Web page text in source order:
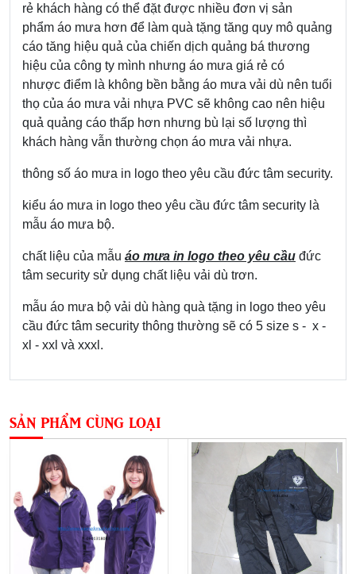
rẻ khách hàng có thể đặt được nhiều đơn vị sản
phẩm áo mưa hơn để làm quà tặng tăng quy mô quảng
cáo tăng hiệu quả của chiến dịch quảng bá thương
hiệu của công ty mình nhưng áo mưa giá rẻ có
nhược điểm là không bền bằng áo mưa vải dù nên tuổi
thọ của áo mưa vải nhựa PVC sẽ không cao nên hiệu
quả quảng cáo thấp hơn nhưng bù lại số lượng thì
khách hàng vẫn thường chọn áo mưa vải nhựa.
thông số áo mưa in logo theo yêu cầu đức tâm security.
kiểu áo mưa in logo theo yêu cầu đức tâm security là
mẫu áo mưa bộ.
chất liệu của mẫu áo mưa in logo theo yêu cầu đức
tâm security sử dụng chất liệu vải dù trơn.
mẫu áo mưa bộ vải dù hàng quà tặng in logo theo yêu
cầu đức tâm security thông thường sẽ có 5 size s - x -
xl - xxl và xxxl.
SẢN PHẨM CÙNG LOẠI